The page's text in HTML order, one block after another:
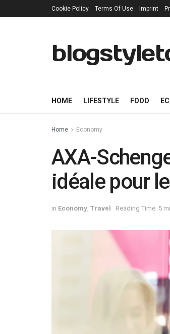
Cookie Policy Terms Of Use Imprint
HOME LIFESTYLE FOOD
Home Economy
AXA-
idéale pour
in Economy Travel Reading Time: 5